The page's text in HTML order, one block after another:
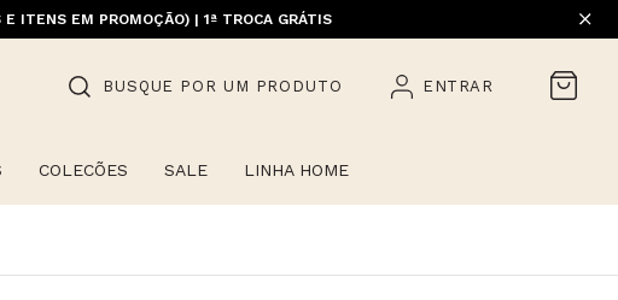
ITENS EM PROMOÇÃO) | 1ª TROCA GRÁTIS
LINHA HOME)
BUSQUE POR UM PRODUTO ENTRAR
COLECÕES SALE LINHA HOME